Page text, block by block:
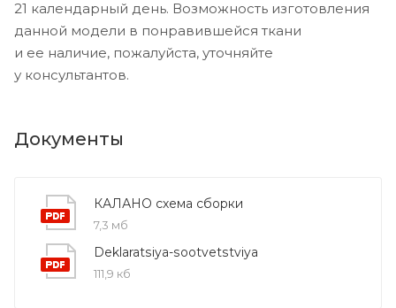
21 календарный день. Возможность изготовления
данной модели в понравившейся ткани
и ее наличие, пожалуйста, уточняйте
у консультантов.
Документы
КАЛАНО схема сборки
7,3 мб
Deklaratsiya-sootvetstviya
111,9 кб